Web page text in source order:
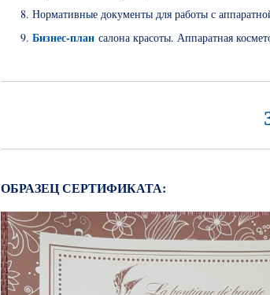
Нормативные документы для работы с
Бизнес-плансалона красоты. Аппаратная
ОБРАЗЕЦ СЕРТИФИКАТА: